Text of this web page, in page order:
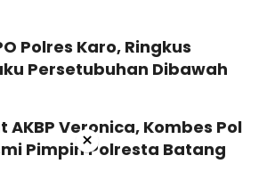
Polres Karo, Ringkus
Persetubuhan Dibawah
AKBP Veronica, Kombes Pol
Pimpin Polresta Batang
×